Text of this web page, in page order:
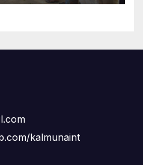
kalmunaint